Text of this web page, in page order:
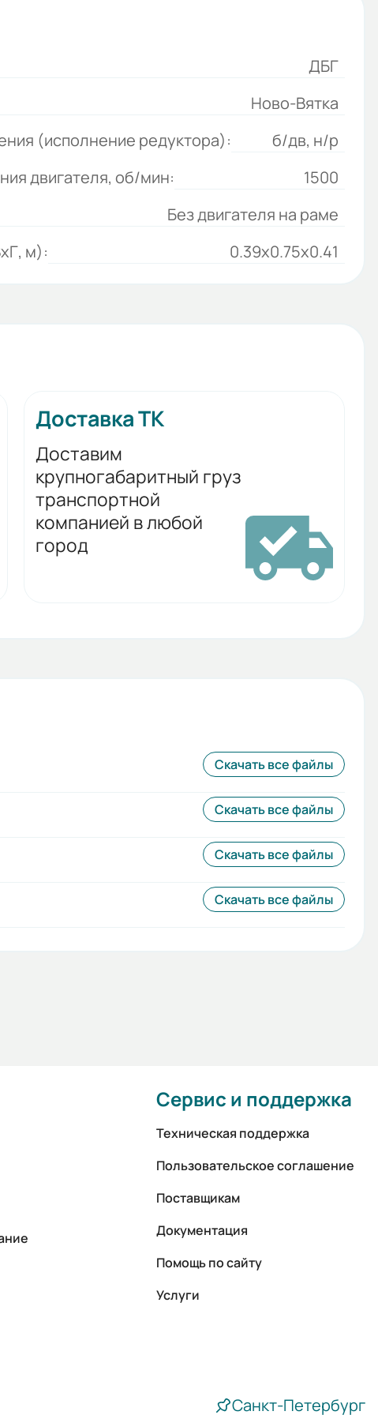
ДБГ
Ново-Вятка
(исполнение редуктора):
б/дв, н/р
двигателя, об/мин:
1500
Без двигателя на раме
м): 0.39x0.75x0.41
Доставка ТК
Доставим
крупногабаритный груз
транспортной
компанией в любой
город
Скачать все файлы
Скачать все файлы
Скачать все файлы
Скачать все файлы
Сервис и поддержка
Техническая поддержка
Пользовательское соглашение
Поставщикам
Документация
Помощь по сайту
Услуги
Санкт-Петербург